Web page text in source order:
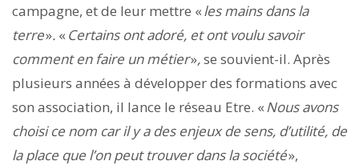
campagne, et de leur mettre «les mains dans la
terre». « Certains ont adoré, et ont voulu savoir
comment en faire un métier»,se souvient-il. Après
plusieurs années à développer des formations avec
son association, il lance le réseau Etre. «Nous avons
choisi ce nom car il y a des enjeux de sens, d’utilité, de
la place que l’on peut trouver dans la société»,